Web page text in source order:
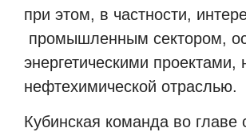
при этом, в частности,
промышленным сектором,
энергетическими
нефтехимической отраслью.
Кубинская команда во главе